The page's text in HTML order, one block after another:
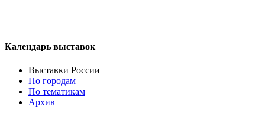
Календарь выставок
Выставки России
По городам
По тематикам
Архив